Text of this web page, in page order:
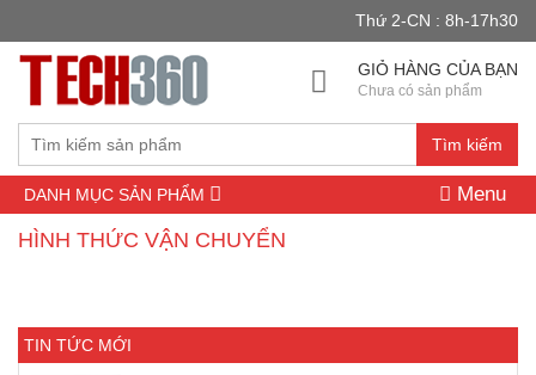
Thứ 2-CN : 8h-17h30
Tìm kiếm
GIỎ HÀNG CỦA BẠN
Chưa có sản phẩm
DANH MỤC SẢN PHẨM Menu
HÌNH THỨC VẬN CHUYỂN
TIN TỨC MỚI